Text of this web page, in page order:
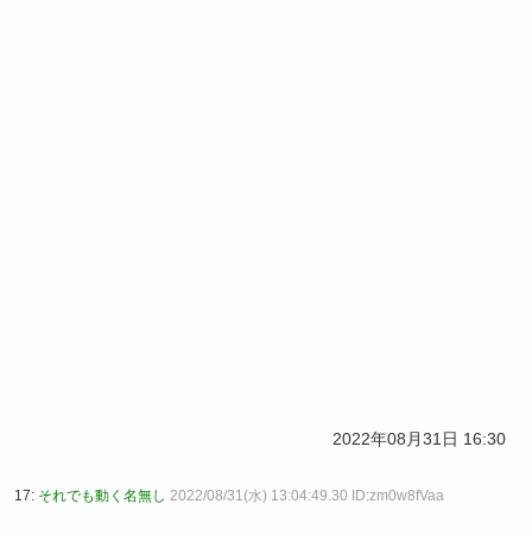
2022年08月31日 16:30
17: それでも動く名無し 2022/08/31(水) 13:04:49.30 ID:zm0w8fVaa